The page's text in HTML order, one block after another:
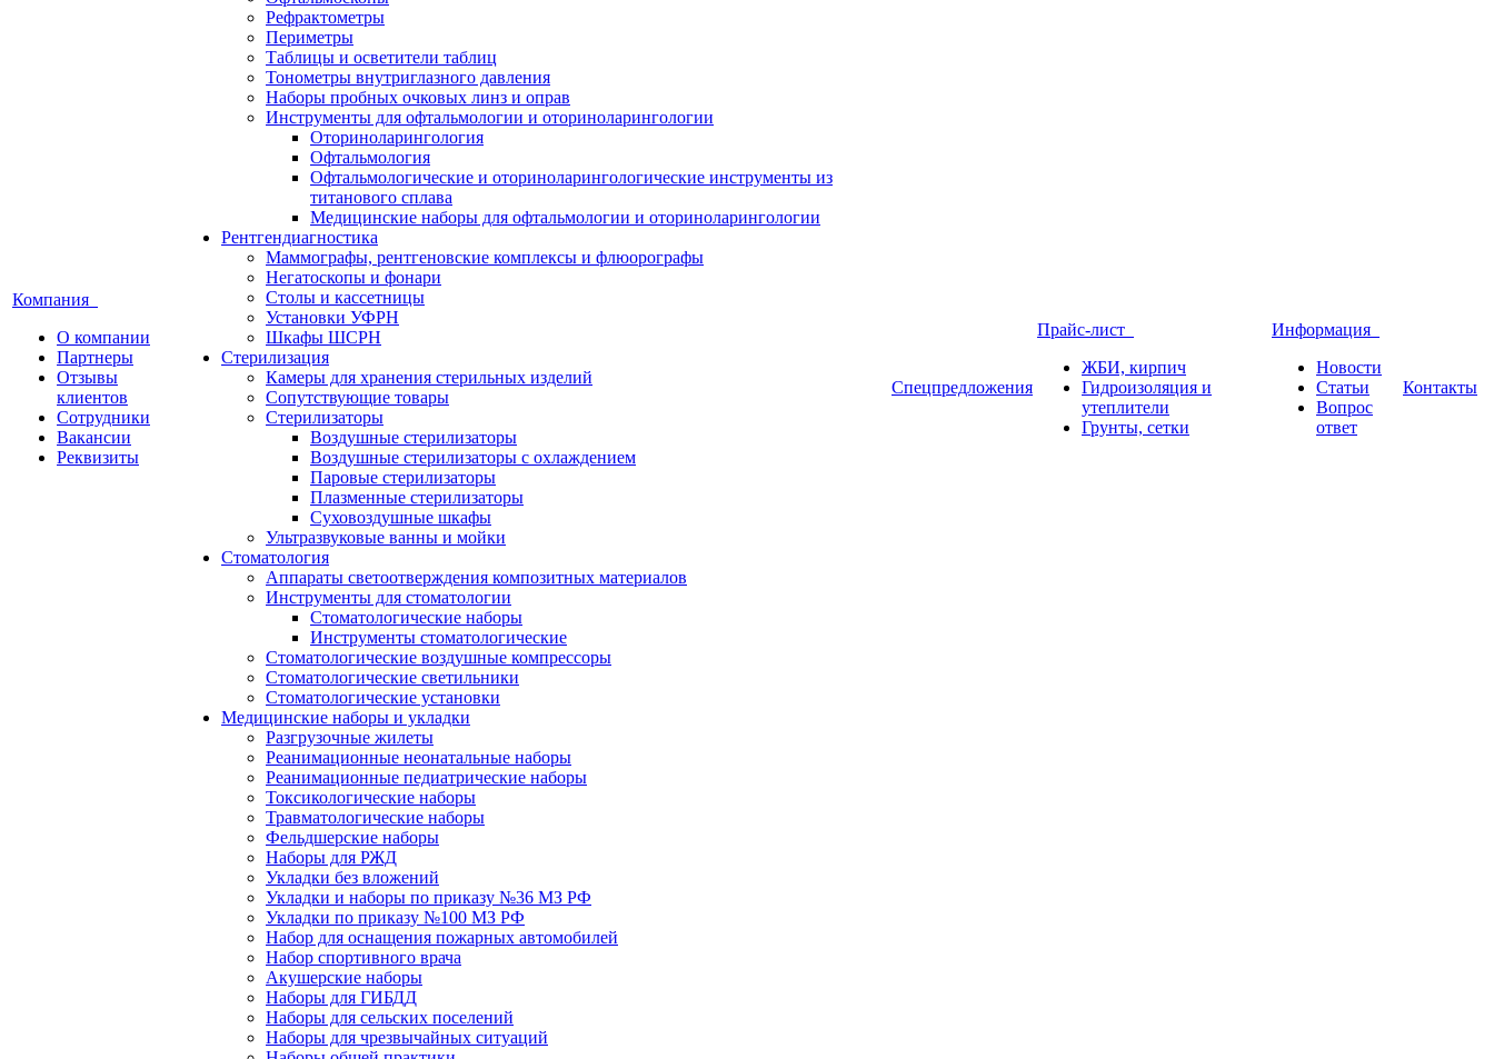
Компания
О компании
Партнеры
Отзывы
клиентов
Сотрудники
Вакансии
Реквизиты
Рефрактометры
Периметры
Таблицы и осветители таблиц
Тонометры внутриглазного давления
Наборы пробных очковых линз и оправ
Инструменты для офтальмологии и оториноларингологии
Оториноларингология
Офтальмология
Офтальмологические и оториноларингологические инструменты из
титанового сплава
Медицинские наборы для офтальмологии и оториноларингологии
Рентгендиагностика
Маммографы, рентгеновские комплексы и флюорографы
Негатоскопы и фонари
Столы и кассетницы
Установки УФРН
Шкафы ШСРН
Стерилизация
Камеры для хранения стерильных изделий
Сопутствующие товары
Стерилизаторы
Воздушные стерилизаторы
Воздушные стерилизаторы с охлаждением
Паровые стерилизаторы
Плазменные стерилизаторы
Суховоздушные шкафы
Ультразвуковые ванны и мойки
Стоматология
Аппараты светоотверждения композитных материалов
Инструменты для стоматологии
Стоматологические наборы
Инструменты стоматологические
Стоматологические воздушные компрессоры
Стоматологические светильники
Стоматологические установки
Медицинские наборы и укладки
Разгрузочные жилеты
Реанимационные неонатальные наборы
Реанимационные педиатрические наборы
Токсикологические наборы
Травматологические наборы
Фельдшерские наборы
Наборы для РЖД
Укладки без вложений
Укладки и наборы по приказу №36 МЗ РФ
Укладки по приказу №100 МЗ РФ
Набор для оснащения пожарных автомобилей
Набор спортивного врача
Акушерские наборы
Наборы для ГИБДД
Наборы для сельских поселений
Наборы для чрезвычайных ситуаций
Спецпредложения
Прайс-лист
ЖБИ, кирпич
Гидроизоляция и
утеплители
Грунты, сетки
Информация
Новости
Статьи
Вопрос
ответ
Контакты